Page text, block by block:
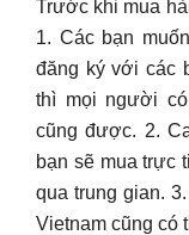
Trước khi mua
1. Các bạn
đăng ký với các
thì mọi người có
cũng được. 2.
bạn sẽ mua trực
qua trung gian.
Vietnam cũng có